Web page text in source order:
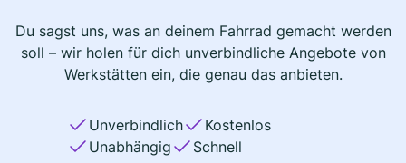
Du sagst uns, was an deinem Fahrrad gemacht werden
soll – wir holen für dich unverbindliche Angebote von
Werkstätten ein, die genau das anbieten.
Unverbindlich
Kostenlos
Unabhängig
Schnell